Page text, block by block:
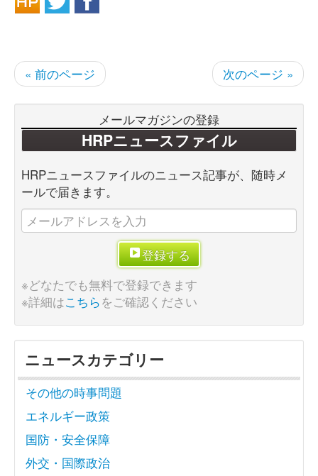
« 前のページ 次のページ »
メールマガジンの登録
HRPニュースファイル
HRPニュースファイルのニュース記事が、随時メ
ールで届きます。
登録する
※どなたでも無料で登録できます
※詳細はこちらをご確認ください
ニュースカテゴリー
その他の時事問題
エネルギー政策
国防・安全保障
外交・国際政治